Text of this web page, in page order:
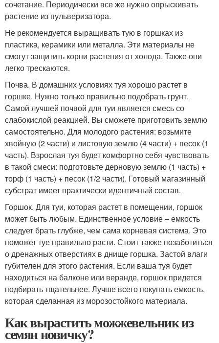
сочетание. Периодически все же нужно опрыскивать
растение из пульверизатора.
Не рекомендуется выращивать тую в горшках из
пластика, керамики или металла. Эти материалы не
смогут защитить корни растения от холода. Также они
легко трескаются.
Почва. В домашних условиях туя хорошо растет в
горшке. Нужно только правильно подобрать грунт.
Самой лучшей почвой для туи является смесь со
слабокислой реакцией. Вы сможете приготовить землю
самостоятельно. Для молодого растения: возьмите
хвойную (2 части) и листовую землю (4 части) + песок (1
часть). Взрослая туя будет комфортно себя чувствовать
в такой смеси: подготовьте дерновую землю (1 часть) +
торф (1 часть) + песок (1/2 части). Готовый магазинный
субстрат имеет практически идентичный состав.
Горшок. Для туи, которая растет в помещении, горшок
может быть любым. Единственное условие – емкость
следует брать глубже, чем сама корневая система. Это
поможет туе правильно расти. Стоит также позаботиться
о дренажных отверстиях в днище горшка. Застой влаги
губителен для этого растения. Если ваша туя будет
находиться на балконе или веранде, горшок придется
подбирать тщательнее. Лучше всего покупать емкость,
которая сделанная из морозостойкого материала.
Как вырастить можжевельник из
семян новичку?